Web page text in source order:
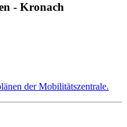
- Kronach
der Mobilitätszentrale.